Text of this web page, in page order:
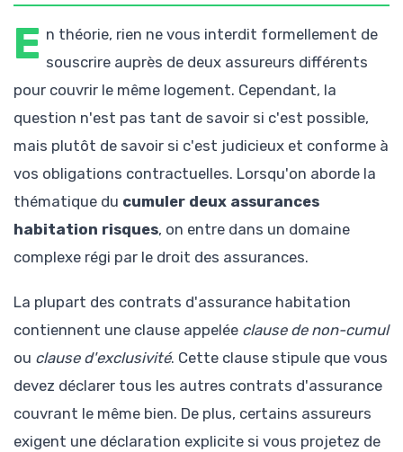
E n théorie, rien ne vous interdit formellement de
souscrire auprès de deux assureurs différents
pour couvrir le même logement. Cependant, la
question n'est pas tant de savoir si c'est possible,
mais plutôt de savoir si c'est judicieux et conforme à
vos obligations contractuelles. Lorsqu'on aborde la
thématique du cumuler deux assurances
habitation risques, on entre dans un domaine
complexe régi par le droit des assurances.
La plupart des contrats d'assurance habitation
contiennent une clause appelée clause de non-cumul
ou clause d'exclusivité. Cette clause stipule que vous
devez déclarer tous les autres contrats d'assurance
couvrant le même bien. De plus, certains assureurs
exigent une déclaration explicite si vous projetez de